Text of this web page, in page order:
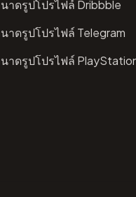
าดรูปโปรไฟล์ Dribbble
าดรูปโปรไฟล์ Telegram
าดรูปโปรไฟล์